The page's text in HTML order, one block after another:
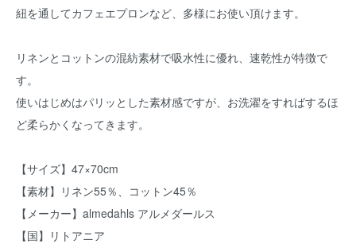
紐を通してカフェエプロンなど、多様にお使い頂けます。
リネンとコットンの混紡素材で吸水性に優れ、速乾性が特徴で
す。
使いはじめはパリッとした素材感ですが、お洗濯をすればするほ
ど柔らかくなってきます。
【サイズ】47×70cm
【素材】リネン55％、コットン45％
【メーカー】almedahls アルメダールス
【国】リトアニア